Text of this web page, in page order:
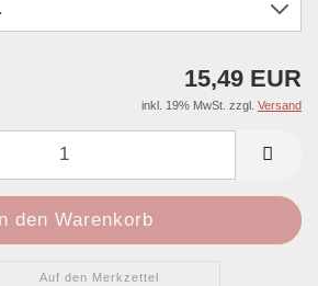
15,49 EUR
inkl. 19% MwSt. zzgl. Versand
Auf den Merkzettel